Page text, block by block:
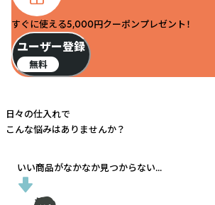
すぐに使える5,000円クーポンプレゼント！
ユーザー登録
無料
日々の仕入れで
こんな悩みはありませんか？
いい商品がなかなか見つからない...